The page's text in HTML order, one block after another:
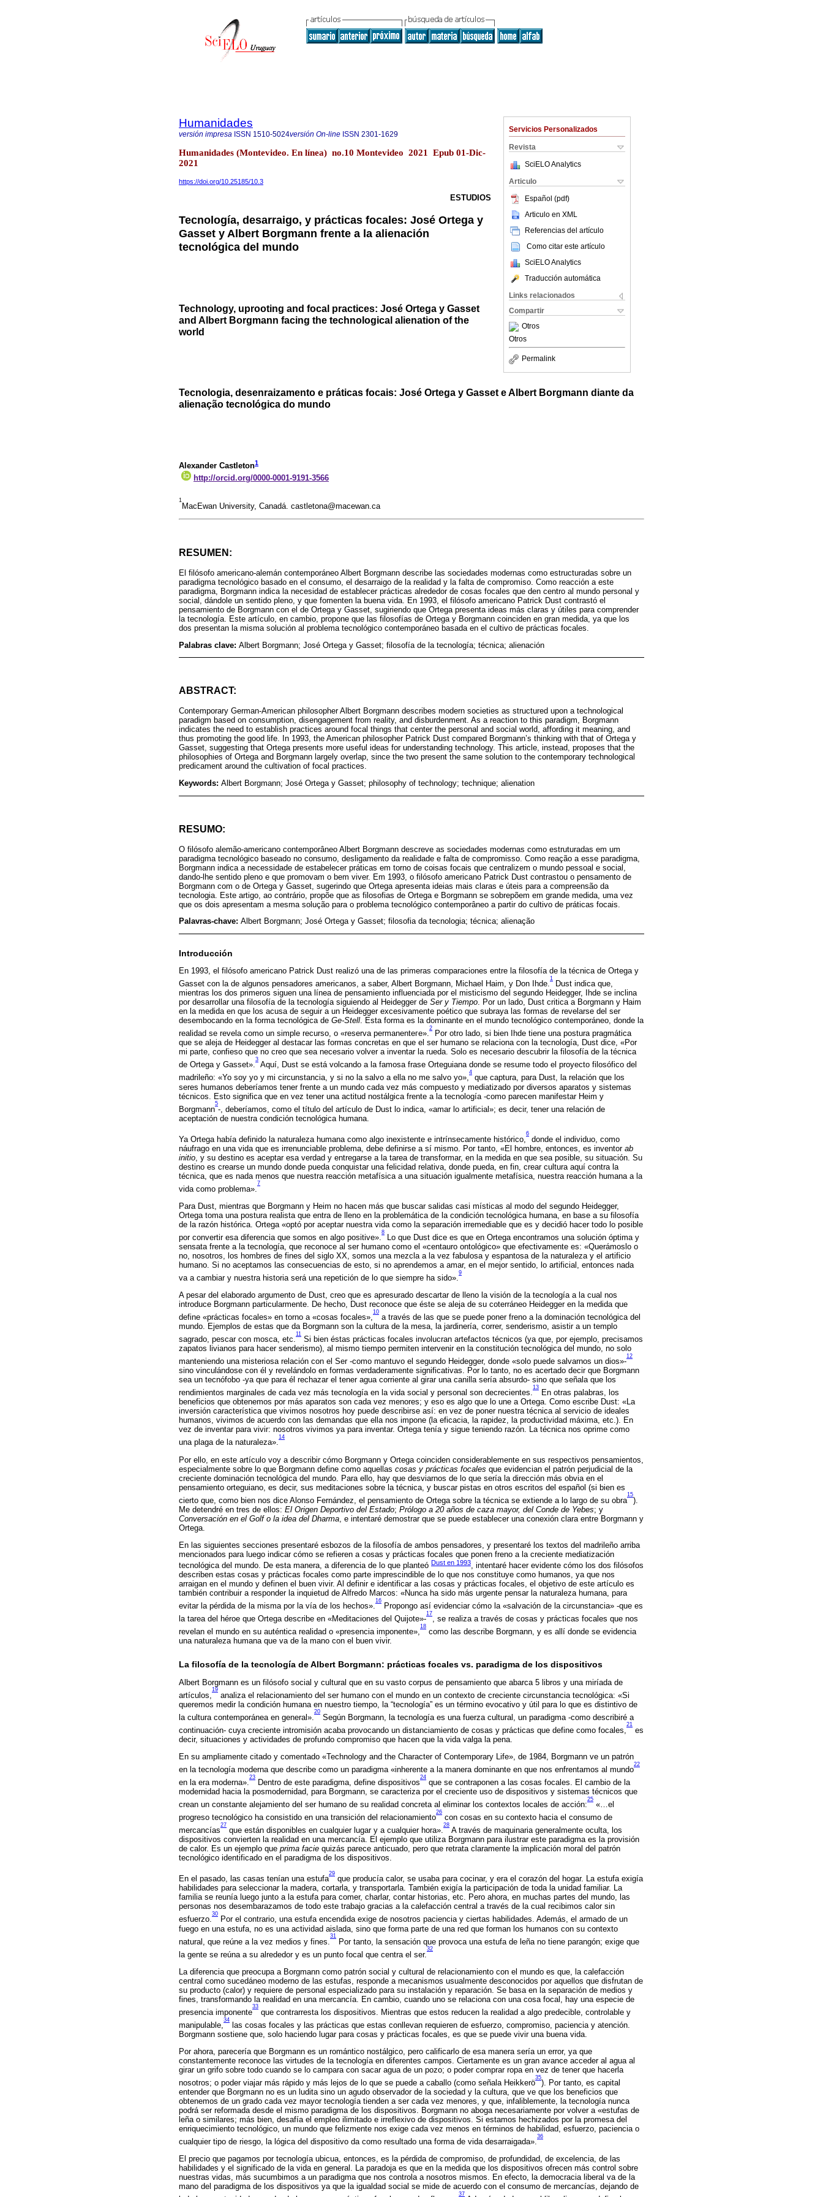
Servicios Personalizados
Revista
SciELO Analytics
Articulo
Español (pdf)
Articulo en XML
Referencias del artículo
Como citar este artículo
SciELO Analytics
Traducción automática
Links relacionados
Compartir
Otros
Otros
Permalink
Humanidades
versión impresa ISSN 1510-5024versión On-line ISSN 2301-1629
Humanidades (Montevideo. En línea) no.10 Montevideo 2021 Epub 01-Dic-
2021
https://doi.org/10.25185/10.3
ESTUDIOS
Tecnología, desarraigo, y prácticas focales: José Ortega y
Gasset y Albert Borgmann frente a la alienación
tecnológica del mundo
Technology, uprooting and focal practices: José Ortega y Gasset
and Albert Borgmann facing the technological alienation of the
world
Tecnologia, desenraizamento e práticas focais: José Ortega y Gasset e Albert Borgmann diante da
alienação tecnológica do mundo
Alexander Castleton1
http://orcid.org/0000-0001-9191-3566
1
MacEwan University, Canadá. castletona@macewan.ca
RESUMEN:
El filósofo americano-alemán contemporáneo Albert Borgmann describe las sociedades modernas como estructuradas sobre un
paradigma tecnológico basado en el consumo, el desarraigo de la realidad y la falta de compromiso. Como reacción a este
paradigma, Borgmann indica la necesidad de establecer prácticas alrededor de cosas focales que den centro al mundo personal y
social, dándole un sentido pleno, y que fomenten la buena vida. En 1993, el filósofo americano Patrick Dust contrastó el
pensamiento de Borgmann con el de Ortega y Gasset, sugiriendo que Ortega presenta ideas más claras y útiles para comprender
la tecnología. Este artículo, en cambio, propone que las filosofías de Ortega y Borgmann coinciden en gran medida, ya que los
dos presentan la misma solución al problema tecnológico contemporáneo basada en el cultivo de prácticas focales.
Palabras clave: Albert Borgmann; José Ortega y Gasset; filosofía de la tecnología; técnica; alienación
ABSTRACT:
Contemporary German-American philosopher Albert Borgmann describes modern societies as structured upon a technological
paradigm based on consumption, disengagement from reality, and disburdenment. As a reaction to this paradigm, Borgmann
indicates the need to establish practices around focal things that center the personal and social world, affording it meaning, and
thus promoting the good life. In 1993, the American philosopher Patrick Dust compared Borgmann’s thinking with that of Ortega y
Gasset, suggesting that Ortega presents more useful ideas for understanding technology. This article, instead, proposes that the
philosophies of Ortega and Borgmann largely overlap, since the two present the same solution to the contemporary technological
predicament around the cultivation of focal practices.
Keywords: Albert Borgmann; José Ortega y Gasset; philosophy of technology; technique; alienation
RESUMO:
O filósofo alemão-americano contemporâneo Albert Borgmann descreve as sociedades modernas como estruturadas em um
paradigma tecnológico baseado no consumo, desligamento da realidade e falta de compromisso. Como reação a esse paradigma,
Borgmann indica a necessidade de estabelecer práticas em torno de coisas focais que centralizem o mundo pessoal e social,
dando-lhe sentido pleno e que promovam o bem viver. Em 1993, o filósofo americano Patrick Dust contrastou o pensamento de
Borgmann com o de Ortega y Gasset, sugerindo que Ortega apresenta ideias mais claras e úteis para a compreensão da
tecnologia. Este artigo, ao contrário, propõe que as filosofias de Ortega e Borgmann se sobrepõem em grande medida, uma vez
que os dois apresentam a mesma solução para o problema tecnológico contemporâneo a partir do cultivo de práticas focais.
Palavras-chave: Albert Borgmann; José Ortega y Gasset; filosofia da tecnologia; técnica; alienação
Introducción
En 1993, el filósofo americano Patrick Dust realizó una de las primeras comparaciones entre la filosofía de la técnica de Ortega y
Gasset con la de algunos pensadores americanos, a saber, Albert Borgmann, Michael Haim, y Don Ihde.
1
Dust indica que,
mientras los dos primeros siguen una línea de pensamiento influenciada por el misticismo del segundo Heidegger, Ihde se inclina
por desarrollar una filosofía de la tecnología siguiendo al Heidegger de Ser y Tiempo. Por un lado, Dust critica a Borgmann y Haim
en la medida en que los acusa de seguir a un Heidegger excesivamente poético que subraya las formas de revelarse del ser
desembocando en la forma tecnológica de Ge-Stell. Esta forma es la dominante en el mundo tecnológico contemporáneo, donde la
realidad se revela como un simple recurso, o «reserva permanenteгe».
2
Por otro lado, si bien Ihde tiene una postura pragmática
que se aleja de Heidegger al destacar las formas concretas en que el ser humano se relaciona con la tecnología, Dust dice, «Por
mi parte, confieso que no creo que sea necesario volver a inventar la rueda. Solo es necesario descubrir la filosofía de la técnica
de Ortega y Gasset».
3
Aquí, Dust se está volcando a la famosa frase Orteguiana donde se resume todo el proyecto filosófico del
madrileño: «Yo soy yo y mi circunstancia, y si no la salvo a ella no me salvo yo»,
4
que captura, para Dust, la relación que los
seres humanos deberíamos tener frente a un mundo cada vez más compuesto y mediatizado por diversos aparatos y sistemas
técnicos. Esto significa que en vez tener una actitud nostálgica frente a la tecnología -como parecen manifestar Heim y
Borgmann
5
-, deberíamos, como el título del artículo de Dust lo indica, «amar lo artificial»; es decir, tener una relación de
aceptación de nuestra condición tecnológica humana.
Ya Ortega había definido la naturaleza humana como algo inexistente e intrínsecamente histórico,
6
donde el individuo, como
náufrago en una vida que es irrenunciable problema, debe definirse a sí mismo. Por tanto, «El hombre, entonces, es inventor ab
initio , y su destino es aceptar esa verdad y entregarse a la tarea de transformar, en la medida en que sea posible, su situación. Su
destino es crearse un mundo donde pueda conquistar una felicidad relativa, donde pueda, en fin, crear cultura aquí contra la
técnica, que es nada menos que nuestra reacción metafísica a una situación igualmente metafísica, nuestra reacción humana a la
vida como problema».
7
Para Dust, mientras que Borgmann y Heim no hacen más que buscar salidas casi místicas al modo del segundo Heidegger,
Ortega toma una postura realista que entra de lleno en la problemática de la condición tecnológica humana, en base a su filosofía
de la razón histórica. Ortega «optó por aceptar nuestra vida como la separación irremediable que es y decidió hacer todo lo posible
por convertir esa diferencia que somos en algo positive».
8
Lo que Dust dice es que en Ortega encontramos una solución óptima y
sensata frente a la tecnología, que reconoce al ser humano como el «centauro ontológico» que efectivamente es: «Querámoslo o
no, nosotros, los hombres de fines del siglo XX, somos una mezcla a la vez fabulosa y espantosa de la naturaleza y el artificio
humano. Si no aceptamos las consecuencias de esto, si no aprendemos a amar, en el mejor sentido, lo artificial, entonces nada
va a cambiar y nuestra historia será una repetición de lo que siempre ha sido».
9
A pesar del elaborado argumento de Dust, creo que es apresurado descartar de lleno la visión de la tecnología a la cual nos
introduce Borgmann particularmente. De hecho, Dust reconoce que éste se aleja de su coterráneo Heidegger en la medida que
define «prácticas focales» en torno a «cosas focales»,
10
a través de las que se puede poner freno a la dominación tecnológica del
mundo. Ejemplos de estas que da Borgmann son la cultura de la mesa, la jardinería, correr, senderismo, asistir a un templo
sagrado, pescar con mosca, etc.
11
Si bien éstas prácticas focales involucran artefactos técnicos (ya que, por ejemplo, precisamos
zapatos livianos para hacer senderismo), al mismo tiempo permiten intervenir en la constitución tecnológica del mundo, no solo
manteniendo una misteriosa relación con el Ser -como mantuvo el segundo Heidegger, donde «solo puede salvarnos un dios»-
12
sino vinculándose con él y revelándolo en formas verdaderamente significativas. Por lo tanto, no es acertado decir que Borgmann
sea un tecnófobo -ya que para él rechazar el tener agua corriente al girar una canilla sería absurdo- sino que señala que los
rendimientos marginales de cada vez más tecnología en la vida social y personal son decrecientes.
13
En otras palabras, los
beneficios que obtenemos por más aparatos son cada vez menores; y eso es algo que lo une a Ortega. Como escribe Dust: «La
inversión característica que vivimos nosotros hoy puede describirse así: en vez de poner nuestra técnica al servicio de ideales
humanos, vivimos de acuerdo con las demandas que ella nos impone (la eficacia, la rapidez, la productividad máxima, etc.). En
vez de inventar para vivir: nosotros vivimos ya para inventar. Ortega tenía y sigue teniendo razón. La técnica nos oprime como
una plaga de la naturaleza».
14
Por ello, en este artículo voy a describir cómo Borgmann y Ortega coinciden considerablemente en sus respectivos pensamientos,
especialmente sobre lo que Borgmann define como aquellas cosas y prácticas focales que evidencian el patrón perjudicial de la
creciente dominación tecnológica del mundo. Para ello, hay que desviarnos de lo que sería la dirección más obvia en el
pensamiento orteguiano, es decir, sus meditaciones sobre la técnica, y buscar pistas en otros escritos del español (si bien es
cierto que, como bien nos dice Alonso Fernández, el pensamiento de Ortega sobre la técnica se extiende a lo largo de su obra
15
).
Me detendré en tres de ellos: El Origen Deportivo del Estado; Prólogo a 20 años de caza mayor, del Conde de Yebes; y
Conversación en el Golf o la idea del Dharma , e intentaré demostrar que se puede establecer una conexión clara entre Borgmann y
Ortega.
En las siguientes secciones presentaré esbozos de la filosofía de ambos pensadores, y presentaré los textos del madrileño arriba
mencionados para luego indicar cómo se refieren a cosas y prácticas focales que ponen freno a la creciente mediatización
tecnológica del mundo. De esta manera, a diferencia de lo que planteó Dust en 1993, intentaré hacer evidente cómo los dos filósofos
describen estas cosas y prácticas focales como parte imprescindible de lo que nos constituye como humanos, ya que nos
arraigan en el mundo y definen el buen vivir. Al definir e identificar a las cosas y prácticas focales, el objetivo de este artículo es
también contribuir a responder la inquietud de Alfredo Marcos: «Nunca ha sido más urgente pensar la naturaleza humana, para
evitar la pérdida de la misma por la vía de los hechos».
16
Propongo así evidenciar cómo la «salvación de la circunstancia» -que es
la tarea del héroe que Ortega describe en «Meditaciones del Quijote»-
17
, se realiza a través de cosas y prácticas focales que nos
revelan el mundo en su auténtica realidad o «presencia imponente»,
18
como las describe Borgmann, y es allí donde se evidencia
una naturaleza humana que va de la mano con el buen vivir.
La filosofía de la tecnología de Albert Borgmann: prácticas focales vs. paradigma de los dispositivos
Albert Borgmann es un filósofo social y cultural que en su vasto corpus de pensamiento que abarca 5 libros y una miríada de
artículos,
19
analiza el relacionamiento del ser humano con el mundo en un contexto de creciente circunstancia tecnológica: «Si
queremos medir la condición humana en nuestro tiempo, la “tecnología” es un término evocativo y útil para lo que es distintivo de
la cultura contemporánea en general».
20
Según Borgmann, la tecnología es una fuerza cultural, un paradigma -como describiré a
continuación- cuya creciente intromisión acaba provocando un distanciamiento de cosas y prácticas que define como focales,
21
es
decir, situaciones y actividades de profundo compromiso que hacen que la vida valga la pena.
En su ampliamente citado y comentado «Technology and the Character of Contemporary Life», de 1984, Borgmann ve un patrón
en la tecnología moderna que describe como un paradigma «inherente a la manera dominante en que nos enfrentamos al mundo
22
en la era moderna».
23
Dentro de este paradigma, define dispositivos
24
que se contraponen a las cosas focales. El cambio de la
modernidad hacia la posmodernidad, para Borgmann, se caracteriza por el creciente uso de dispositivos y sistemas técnicos que
crean un constante alejamiento del ser humano de su realidad concreta al eliminar los contextos locales de acción:
25
«…el
progreso tecnológico ha consistido en una transición del relacionamiento
26
con cosas en su contexto hacia el consumo de
mercancías
27
que están disponibles en cualquier lugar y a cualquier hora».
28
A través de maquinaria generalmente oculta, los
dispositivos convierten la realidad en una mercancía. El ejemplo que utiliza Borgmann para ilustrar este paradigma es la provisión
de calor. Es un ejemplo que prima facie quizás parece anticuado, pero que retrata claramente la implicación moral del patrón
tecnológico identificado en el paradigma de los dispositivos.
En el pasado, las casas tenían una estufa
29
que producía calor, se usaba para cocinar, y era el corazón del hogar. La estufa exigía
habilidades para seleccionar la madera, cortarla, y transportarla. También exigía la participación de toda la unidad familiar. La
familia se reunía luego junto a la estufa para comer, charlar, contar historias, etc. Pero ahora, en muchas partes del mundo, las
personas nos desembarazamos de todo este trabajo gracias a la calefacción central a través de la cual recibimos calor sin
esfuerzo.
30
Por el contrario, una estufa encendida exige de nosotros paciencia y ciertas habilidades. Además, el armado de un
fuego en una estufa, no es una actividad aislada, sino que forma parte de una red que forman los humanos con su contexto
natural, que reúne a la vez medios y fines.
31
Por tanto, la sensación que provoca una estufa de leña no tiene parangón; exige que
la gente se reúna a su alrededor y es un punto focal que centra el ser.
32
La diferencia que preocupa a Borgmann como patrón social y cultural de relacionamiento con el mundo es que, la calefacción
central como sucedáneo moderno de las estufas, responde a mecanismos usualmente desconocidos por aquellos que disfrutan de
su producto (calor) y requiere de personal especializado para su instalación y reparación. Se basa en la separación de medios y
fines, transformando la realidad en una mercancía. En cambio, cuando uno se relaciona con una cosa focal, hay una especie de
presencia imponente
33
que contrarresta los dispositivos. Mientras que estos reducen la realidad a algo predecible, controlable y
manipulable,
34
las cosas focales y las prácticas que estas conllevan requieren de esfuerzo, compromiso, paciencia y atención.
Borgmann sostiene que, solo haciendo lugar para cosas y prácticas focales, es que se puede vivir una buena vida.
Por ahora, parecería que Borgmann es un romántico nostálgico, pero calificarlo de esa manera sería un error, ya que
constantemente reconoce las virtudes de la tecnología en diferentes campos. Ciertamente es un gran avance acceder al agua al
girar un grifo sobre todo cuando se lo campara con sacar agua de un pozo; o poder comprar ropa en vez de tener que hacerla
nosotros; o poder viajar más rápido y más lejos de lo que se puede a caballo (como señala Heikkerö
35
). Por tanto, es capital
entender que Borgmann no es un ludita sino un agudo observador de la sociedad y la cultura, que ve que los beneficios que
obtenemos de un grado cada vez mayor tecnología tienden a ser cada vez menores, y que, infaliblemente, la tecnología nunca
podrá ser reformada desde el mismo paradigma de los dispositivos. Borgmann no aboga necesariamente por volver a «estufas de
leña o similares; más bien, desafía el empleo ilimitado e irreflexivo de dispositivos. Si estamos hechizados por la promesa del
enriquecimiento tecnológico, un mundo que felizmente nos exige cada vez menos en términos de habilidad, esfuerzo, paciencia o
cualquier tipo de riesgo, la lógica del dispositivo da como resultado una forma de vida desarraigada».
36
El precio que pagamos por tecnología ubicua, entonces, es la pérdida de compromiso, de profundidad, de excelencia, de las
habilidades y el significado de la vida en general. La paradoja es que en la medida que los dispositivos ofrecen más control sobre
nuestras vidas, más sucumbimos a un paradigma que nos controla a nosotros mismos. En efecto, la democracia liberal va de la
mano del paradigma de los dispositivos ya que la igualdad social se mide de acuerdo con el consumo de mercancías, dejando de
37